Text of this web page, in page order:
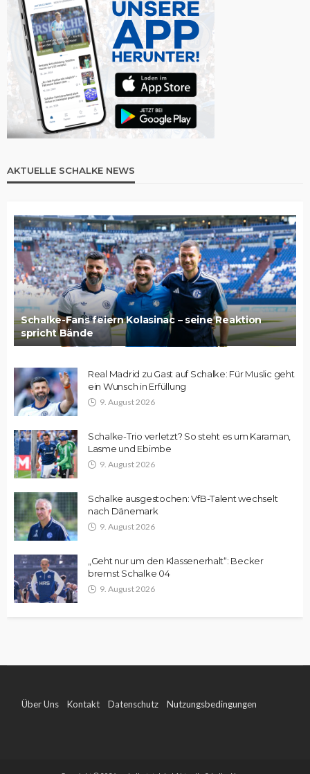
AKTUELLE SCHALKE NEWS
Schalke-Fans feiern Kolasinac – seine Reaktion
spricht Bände
Real Madrid zu Gast auf Schalke: Für Muslic geht
ein Wunsch in Erfüllung
9. August 2026
Schalke-Trio verletzt? So steht es um Karaman,
Lasme und Ebimbe
9. August 2026
Schalke ausgestochen: VfB-Talent wechselt
nach Dänemark
9. August 2026
„Geht nur um den Klassenerhalt“: Becker
bremst Schalke 04
9. August 2026
Über Uns Kontakt Datenschutz Nutzungsbedingungen